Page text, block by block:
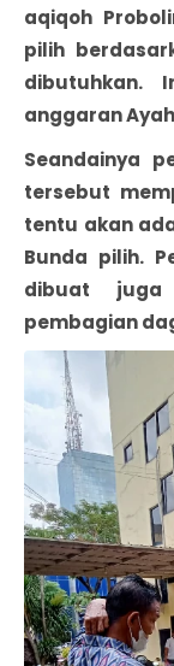
aqiqoh
pilih
dibutuhkan.
anggaran
Seandainya
tersebut
tentu akan
Bunda pilih.
dibuat
pembagian